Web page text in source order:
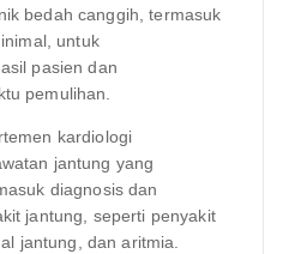
bedah canggih, termasuk
untuk
pasien dan
pemulihan.
kardiologi
jantung yang
diagnosis dan
jantung, seperti penyakit
jantung, dan aritmia.